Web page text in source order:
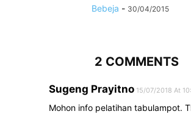
Bebeja - 30/04/2015
2 COMMENTS
Sugeng Prayitno 15/07/2018 At
Mohon info pelatihan tabulampot.